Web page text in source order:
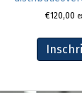
€120,00